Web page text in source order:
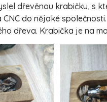
dřevěnou krabičku, s
do nějaké
dřeva. Krabička je na